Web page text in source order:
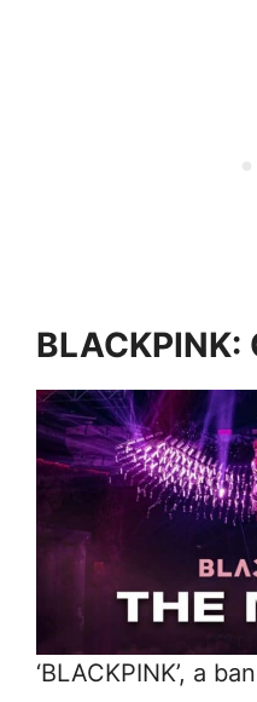
‘BLACKPINK’, a